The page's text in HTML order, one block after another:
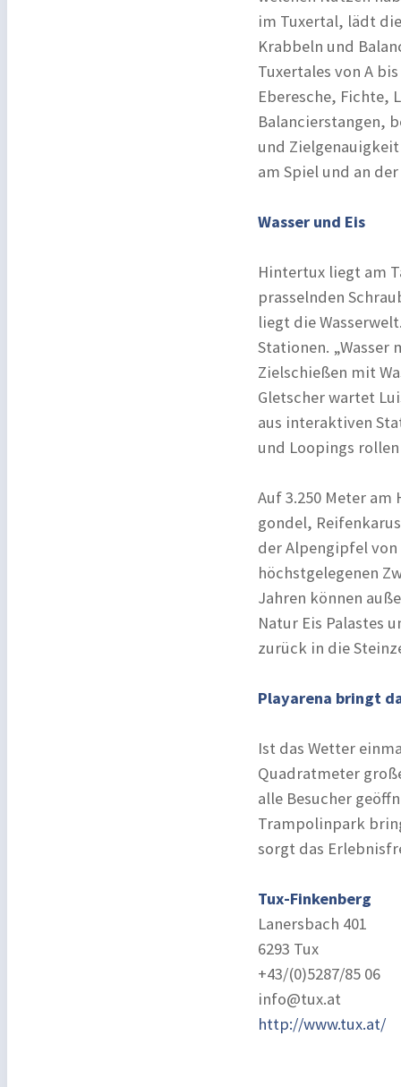
im Tuxertal, lädt
Krabbeln und
Tuxertales von A
Eberesche, Fichte,
Balancierstangen,
und
am Spiel und an
Wasser und Eis
Hintertux liegt am
prasselnden
liegt die
Stationen.
Zielschießen mit
Gletscher wartet
aus interaktiven
und Loopings
Auf 3.250 Meter
gondel,
der Alpengipfel
höchstgelegenen
Jahren können
Natur Eis Palastes
zurück in die
Playarena bringt
Ist das Wetter
Quadratmeter
alle Besucher
Trampolinpark
sorgt das
Tux-Finkenberg
Lanersbach 401
6293 Tux
+43/(0)5287/85 06
info@tux.at
http://www.tux.at/